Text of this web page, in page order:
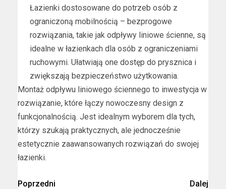
Łazienki dostosowane do potrzeb osób z
ograniczoną mobilnością – bezprogowe
rozwiązania, takie jak odpływy liniowe ścienne, są
idealne w łazienkach dla osób z ograniczeniami
ruchowymi. Ułatwiają one dostęp do prysznica i
zwiększają bezpieczeństwo użytkowania.
Montaż odpływu liniowego ściennego to inwestycja w
rozwiązanie, które łączy nowoczesny design z
funkcjonalnością. Jest idealnym wyborem dla tych,
którzy szukają praktycznych, ale jednocześnie
estetycznie zaawansowanych rozwiązań do swojej
łazienki.
Poprzedni
Dalej